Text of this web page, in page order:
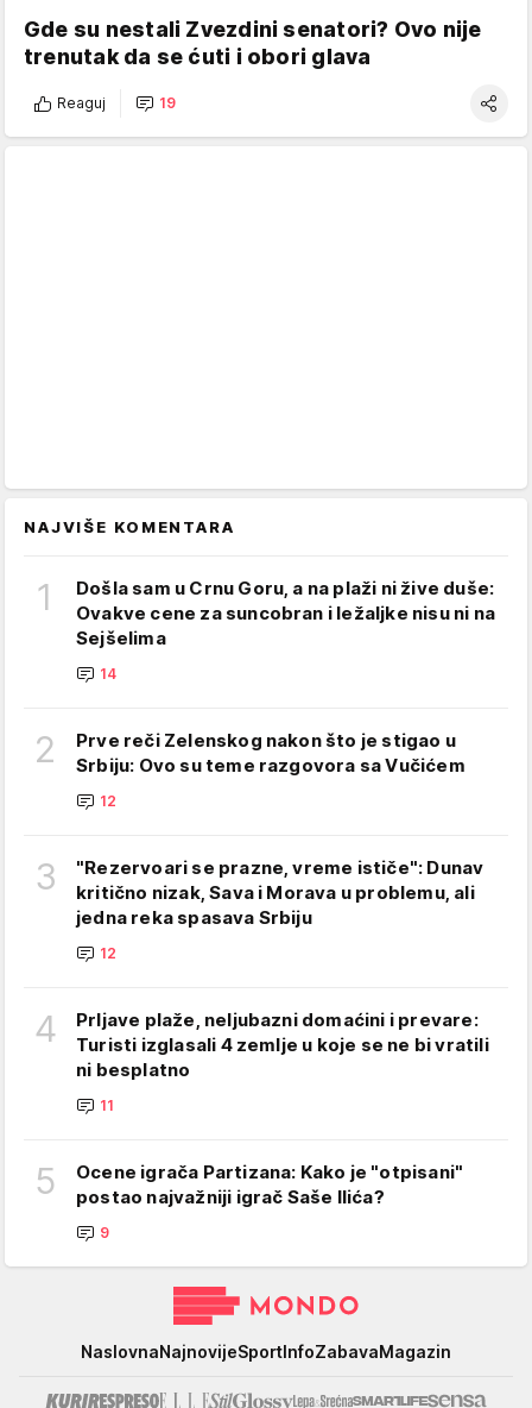
Gde su nestali Zvezdini senatori? Ovo nije
trenutak da se ćuti i obori glava
Reaguj 19
NAJVIŠE KOMENTARA
1
Došla sam u Crnu Goru, a na plaži ni žive duše:
Ovakve cene za suncobran i ležaljke nisu ni na
Sejšelima
14
2
Prve reči Zelenskog nakon što je stigao u
Srbiju: Ovo su teme razgovora sa Vučićem
12
3
"Rezervoari se prazne, vreme ističe": Dunav
kritično nizak, Sava i Morava u problemu, ali
jedna reka spasava Srbiju
12
4
Prljave plaže, neljubazni domaćini i prevare:
Turisti izglasali 4 zemlje u koje se ne bi vratili
ni besplatno
11
5
Ocene igrača Partizana: Kako je "otpisani"
postao najvažniji igrač Saše Ilića?
9
NaslovnaNajnovijeSportInfoZabavaMagazin